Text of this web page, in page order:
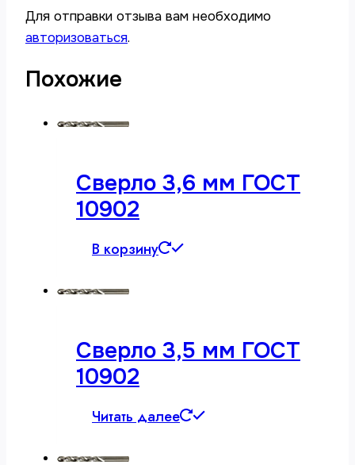
Для отправки отзыва вам необходимо
авторизоваться.
Похожие
Сверло 3,6 мм ГОСТ
10902
В корзину
Сверло 3,5 мм ГОСТ
10902
Читать далее